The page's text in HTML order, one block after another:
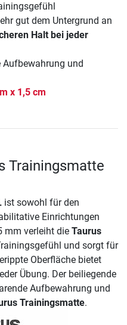
gut dem Untergrund an
Halt bei jeder
Aufbewahrung und
x 1,5 cm
Trainingsmatte
ist sowohl für den
Einrichtungen
mm verleiht die Taurus
und sorgt für
Oberfläche bietet
Übung. Der beiliegende
Aufbewahrung und
Trainingsmatte.